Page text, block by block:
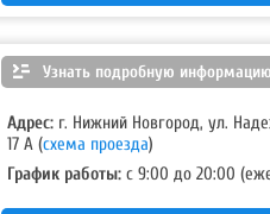
Узнать подробную информацию
Адрес: г. Нижний Новгород, ул.
17 А(схема проезда)
График работы: с 9:00 до 20:00